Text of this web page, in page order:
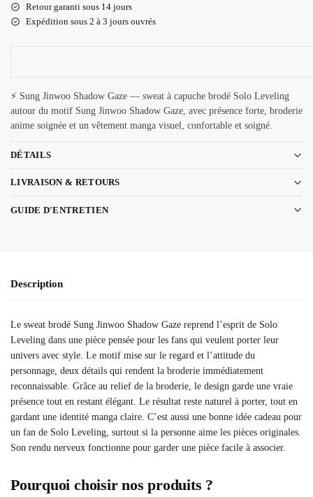
Retour garanti sous 14 jours
Expédition sous 2 à 3 jours ouvrés
⚡ Sung Jinwoo Shadow Gaze — sweat à capuche brodé Solo Leveling
autour du motif Sung Jinwoo Shadow Gaze, avec présence forte, broderie
anime soignée et un vêtement manga visuel, confortable et soigné.
DÉTAILS
LIVRAISON & RETOURS
GUIDE D'ENTRETIEN
Description
Le sweat brodé Sung Jinwoo Shadow Gaze reprend l’esprit de Solo
Leveling dans une pièce pensée pour les fans qui veulent porter leur
univers avec style. Le motif mise sur le regard et l’attitude du
personnage, deux détails qui rendent la broderie immédiatement
reconnaissable. Grâce au relief de la broderie, le design garde une vraie
présence tout en restant élégant. Le résultat reste naturel à porter, tout en
gardant une identité manga claire. C’est aussi une bonne idée cadeau pour
un fan de Solo Leveling, surtout si la personne aime les pièces originales.
Son rendu nerveux fonctionne pour garder une pièce facile à associer.
Pourquoi choisir nos produits ?